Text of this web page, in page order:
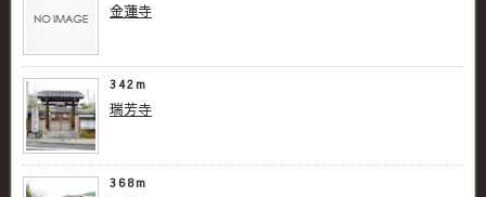
金蓮寺
342m
瑞芳寺
368m